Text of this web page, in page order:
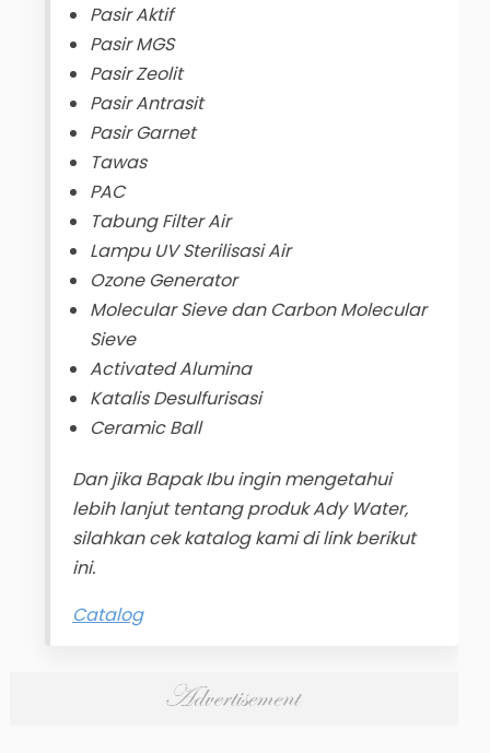
Pasir Aktif
Pasir MGS
Pasir Zeolit
Pasir Antrasit
Pasir Garnet
Tawas
PAC
Tabung Filter Air
Lampu UV Sterilisasi Air
Ozone Generator
Molecular Sieve dan Carbon Molecular
Sieve
Activated Alumina
Katalis Desulfurisasi
Ceramic Ball
Dan jika Bapak Ibu ingin mengetahui
lebih lanjut tentang produk Ady Water,
silahkan cek katalog kami di link berikut
ini.
Catalog